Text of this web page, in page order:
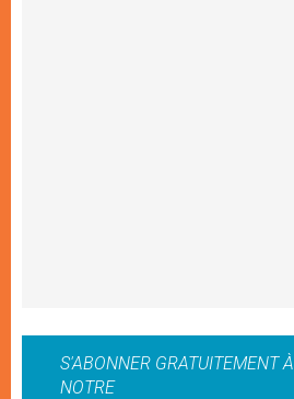
S'ABONNER GRATUITEMENT À
NOTRE